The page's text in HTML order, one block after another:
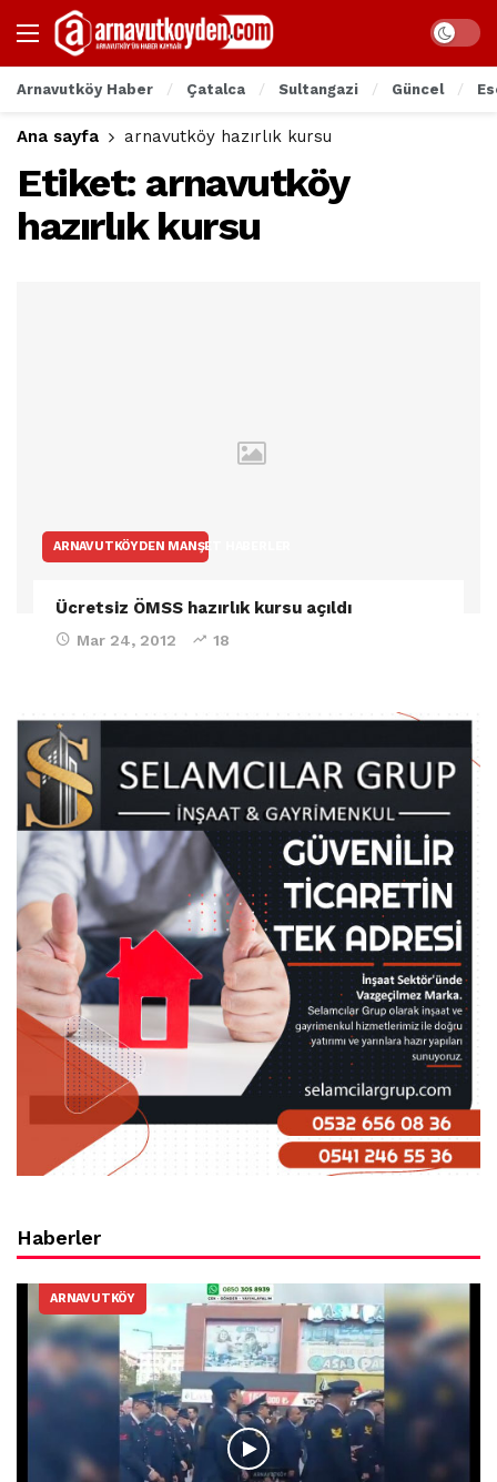
Arnavutköy Haber Çatalca Sultangazi Güncel
Ana sayfa arnavutköy hazırlık kursu
Etiket: arnavutköy
hazırlık kursu
ARNAVUTKÖYDEN MANŞET HABERLER
Ücretsiz ÖMSS hazırlık kursu açıldı
Mar 24, 2012 18
Haberler
ARNAVUTKÖY